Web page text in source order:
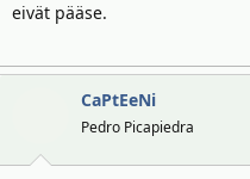
eivät pääse.
CaPtEeNi
Pedro Picapiedra